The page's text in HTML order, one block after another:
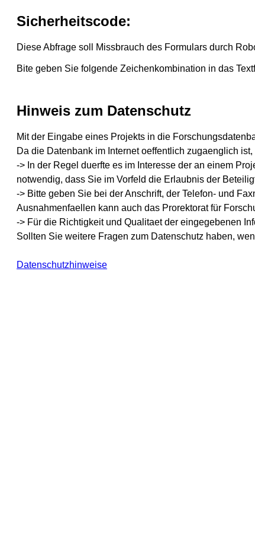
Sicherheitscode:
Diese Abfrage soll Missbrauch des Formulars durch
Bite geben Sie folgende Zeichenkombination in das
Hinweis zum Datenschutz
Mit der Eingabe eines Projekts in die
Da die Datenbank im Internet oeffentlich zugaenglich
-> In der Regel duerfte es im Interesse der an einem
notwendig, dass Sie im Vorfeld die Erlaubnis der
-> Bitte geben Sie bei der Anschrift, der Telefon- und
Ausnahmenfaellen kann auch das Prorektorat für
-> Für die Richtigkeit und Qualitaet der eingegebenen
Sollten Sie weitere Fragen zum Datenschutz haben,
Datenschutzhinweise